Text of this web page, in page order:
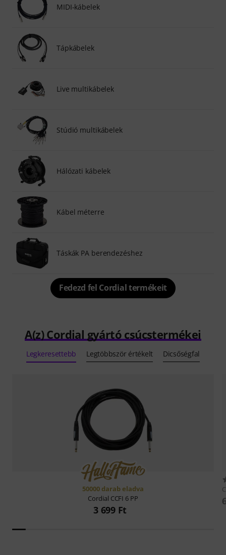
MIDI-kábelek
Tápkábelek
Live multikábelek
Stúdió multikábelek
Hálózati kábelek
Kábel méterre
Táskák PA berendezéshez
Fedezd fel Cordial termékeit
A(z) Cordial gyártó csúcstermékei
Legkeresettebb Legtöbbször értékelt Dicsőségfal
50000 darab eladva
Cordial CCFI 6 PP
3 699 Ft